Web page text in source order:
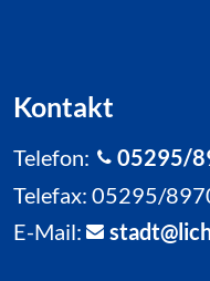
Kontakt
Telefon:
05295/
Telefax: 05295/
E-Mail:
st dt l